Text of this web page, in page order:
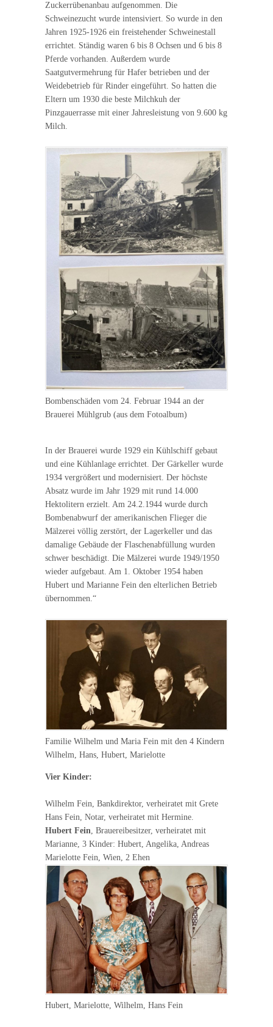
Zuckerrübenanbau aufgenommen. Die
Schweinezucht wurde intensiviert. So wurde in den
Jahren 1925-1926 ein freistehender Schweinestall
errichtet. Ständig waren 6 bis 8 Ochsen und 6 bis 8
Pferde vorhanden. Außerdem wurde
Saatgutvermehrung für Hafer betrieben und der
Weidebetrieb für Rinder eingeführt. So hatten die
Eltern um 1930 die beste Milchkuh der
Pinzgauerrasse mit einer Jahresleistung von 9.600 kg
Milch.
Bombenschäden vom 24. Februar 1944 an der
Brauerei Mühlgrub (aus dem Fotoalbum)
In der Brauerei wurde 1929 ein Kühlschiff gebaut
und eine Kühlanlage errichtet. Der Gärkeller wurde
1934 vergrößert und modernisiert. Der höchste
Absatz wurde im Jahr 1929 mit rund 14.000
Hektolitern erzielt. Am 24.2.1944 wurde durch
Bombenabwurf der amerikanischen Flieger die
Mälzerei völlig zerstört, der Lagerkeller und das
damalige Gebäude der Flaschenabfüllung wurden
schwer beschädigt. Die Mälzerei wurde 1949/1950
wieder aufgebaut. Am 1. Oktober 1954 haben
Hubert und Marianne Fein den elterlichen Betrieb
übernommen.“
Familie Wilhelm und Maria Fein mit den 4 Kindern
Wilhelm, Hans, Hubert, Marielotte
Vier Kinder:
Wilhelm Fein, Bankdirektor, verheiratet mit Grete
Hans Fein, Notar, verheiratet mit Hermine.
Hubert Fein , Brauereibesitzer, verheiratet mit
Marianne, 3 Kinder: Hubert, Angelika, Andreas
Marielotte Fein, Wien, 2 Ehen
Hubert, Marielotte, Wilhelm, Hans Fein